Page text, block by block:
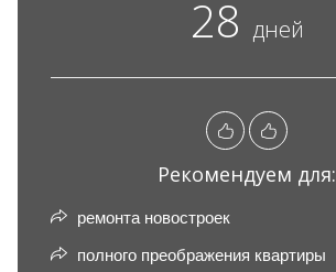
28 дней
Рекомендуем для:
ремонта новостроек
полного преображения квартиры